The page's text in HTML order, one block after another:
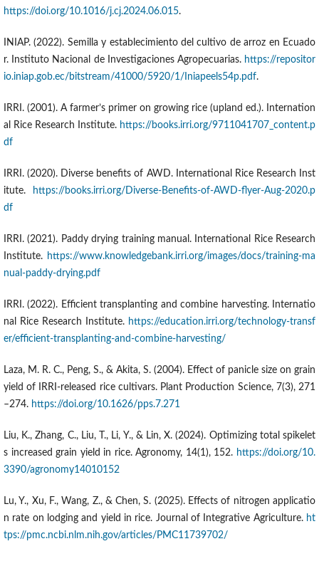
https://doi.org/10.1016/j.cj.2024.06.015.
INIAP. (2022). Semilla y establecimiento del cultivo de arroz en Ecuado
r. Instituto Nacional de Investigaciones Agropecuarias. https://repositor
io.iniap.gob.ec/bitstream/41000/5920/1/Iniapeels54p.pdf.
IRRI. (2001). A farmer’s primer on growing rice (upland ed.). Internation
al Rice Research Institute. https://books.irri.org/9711041707_content.p
df
IRRI. (2020). Diverse benefits of AWD. International Rice Research Inst
itute.
https://books.irri.org/Diverse-Benefits-of-AWD-flyer-Aug-2020.p
df
IRRI. (2021). Paddy drying training manual. International Rice Research
Institute. https://www.knowledgebank.irri.org/images/docs/training-ma
nual-paddy-drying.pdf
IRRI. (2022). Efficient transplanting and combine harvesting. Internatio
nal Rice Research Institute. https://education.irri.org/technology-transf
er/efficient-transplanting-and-combine-harvesting/
Laza, M. R. C., Peng, S., & Akita, S. (2004). Effect of panicle size on grain
yield of IRRI-released rice cultivars. Plant Production Science, 7(3), 271
–274. https://doi.org/10.1626/pps.7.271
Liu, K., Zhang, C., Liu, T., Li, Y., & Lin, X. (2024). Optimizing total spikelet
s increased grain yield in rice. Agronomy, 14(1), 152. https://doi.org/10.
3390/agronomy14010152
Lu, Y., Xu, F., Wang, Z., & Chen, S. (2025). Effects of nitrogen applicatio
n rate on lodging and yield in rice. Journal of Integrative Agriculture. ht
tps://pmc.ncbi.nlm.nih.gov/articles/PMC11739702/